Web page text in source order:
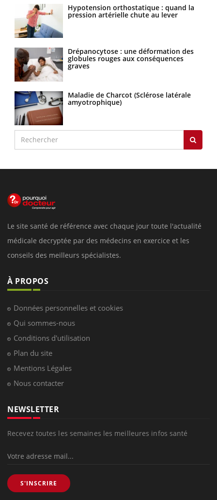
Hypotension orthostatique : quand la
pression artérielle chute au lever
Drépanocytose : une déformation des
globules rouges aux conséquences
graves
Maladie de Charcot (Sclérose latérale
amyotrophique)
Le site santé de référence avec chaque jour toute l'actualité
médicale decryptée par des médecins en exercice et les
conseils des meilleurs spécialistes.
À PROPOS
Données personnelles et cookies
Qui sommes-nous
Conditions d'utilisation
Plan du site
Mentions Légales
Nous contacter
NEWSLETTER
Recevez toutes les semaines les meilleures infos santé
S'INSCRIRE